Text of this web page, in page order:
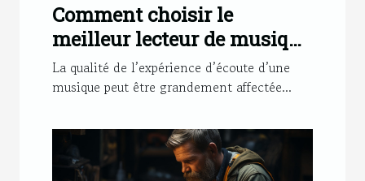
Comment choisir le
meilleur lecteur de musique
pour les audiophiles
exigeants ?
La qualité de l’expérience d’écoute d’une
musique peut être grandement affectée...